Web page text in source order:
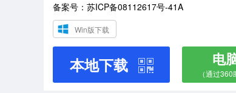
备案号：苏ICP备08112617号-41A
Win版下载
本地下载 电
（通过360